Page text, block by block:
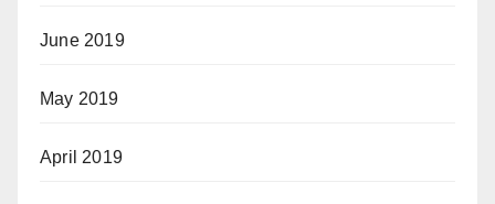
June 2019
May 2019
April 2019